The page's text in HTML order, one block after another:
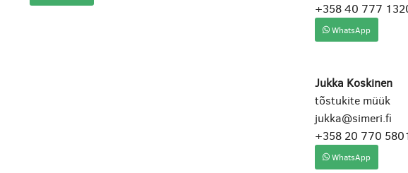
+358 40 777
WhatsApp
Jukka Koskinen
tõstukite müük
jukka@simeri.fi
+358 20 770
WhatsApp